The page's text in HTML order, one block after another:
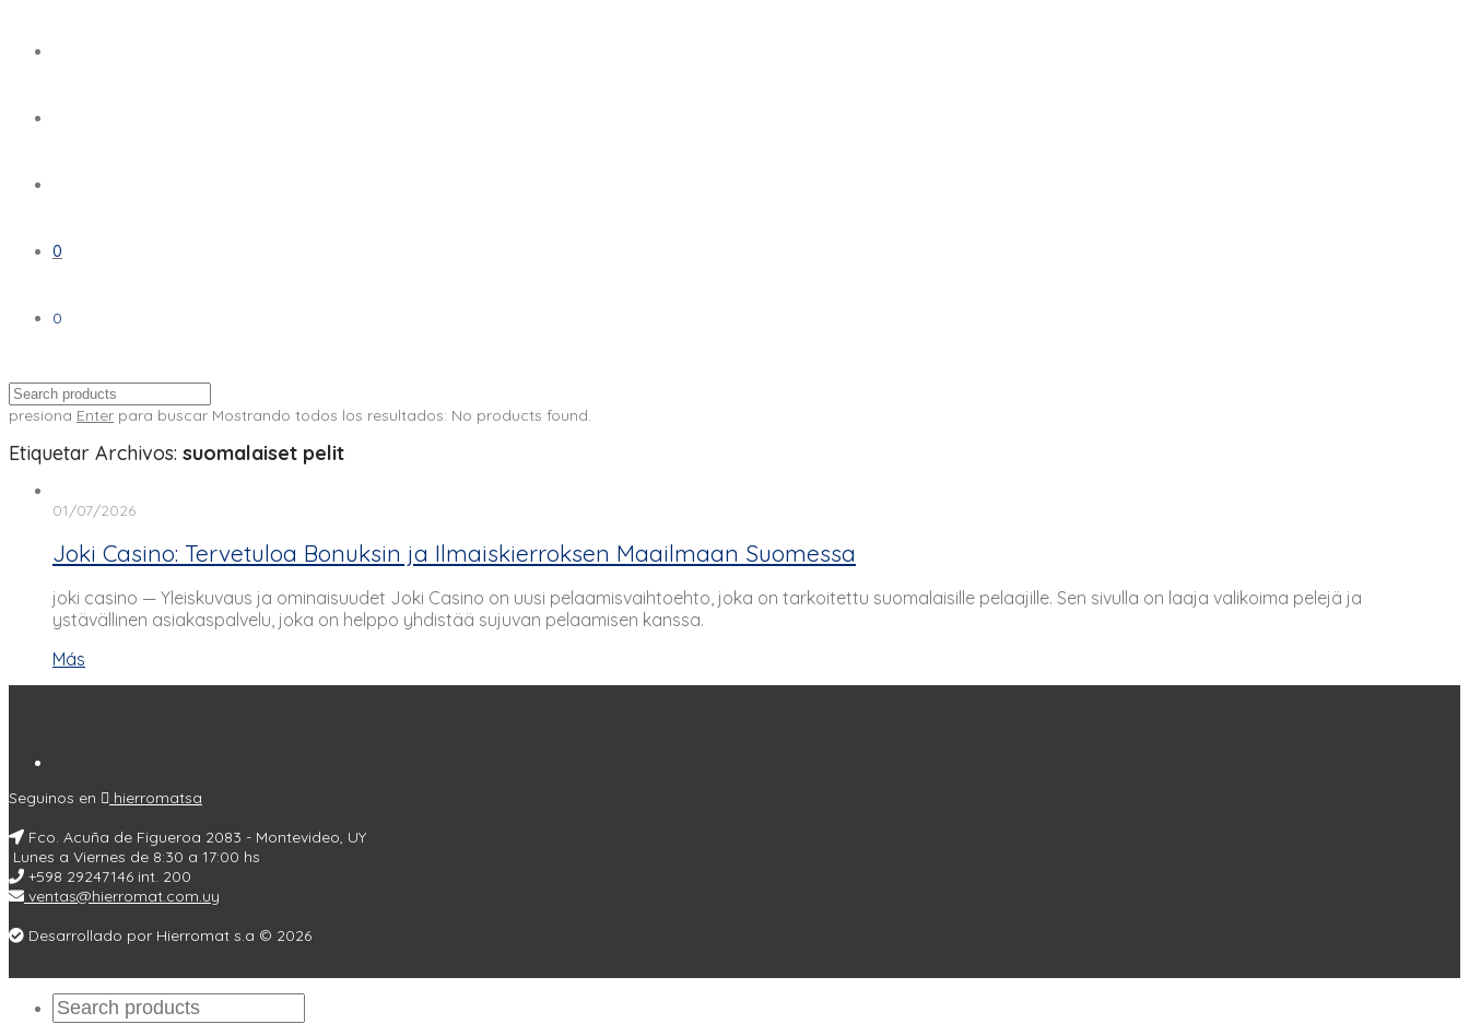
0
0
presiona Enter para buscar Mostrando todos los resultados: No products found.
Etiquetar Archivos: suomalaiset pelit
01/07/2026
Joki Casino: Tervetuloa Bonuksin ja Ilmaiskierroksen Maailmaan Suomessa
joki casino — Yleiskuvaus ja ominaisuudet Joki Casino on uusi pelaamisvaihtoehto, joka on tarkoitettu suomalaisille pelaajille. Sen sivulla on laaja valikoima pelejä ja
ystävällinen asiakaspalvelu, joka on helppo yhdistää sujuvan pelaamisen kanssa.
Más
Seguinos en
hierromatsa
Fco. Acuña de Figueroa 2083 - Montevideo, UY
Lunes a Viernes de 8:30 a 17:00 hs
+598 29247146 int. 200
ventas@hierromat.com.uy
Desarrollado por Hierromat s.a © 2026